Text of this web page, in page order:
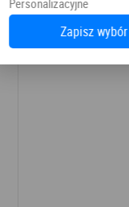
Personalizacyjne
Zapisz wybór